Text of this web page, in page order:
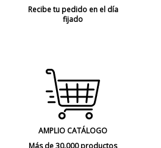
Recibe tu pedido en el día
fijado
AMPLIO CATÁLOGO